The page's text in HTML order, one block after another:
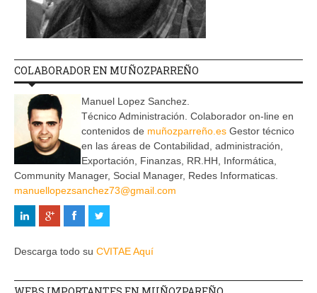
COLABORADOR EN MUÑOZPARREÑO
Manuel Lopez Sanchez.
Técnico Administración. Colaborador on-line en
contenidos de muñozparreño.es Gestor técnico
en las áreas de Contabilidad, administración,
Exportación, Finanzas, RR.HH, Informática,
Community Manager, Social Manager, Redes Informaticas.
manuellopezsanchez73@gmail.com
Descarga todo su CVITAE Aquí